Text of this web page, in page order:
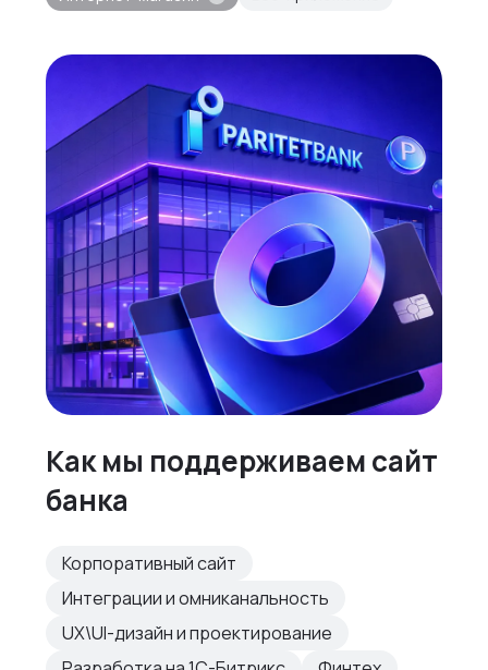
Как мы поддерживаем сайт
банка
Корпоративный сайт
Интеграции и омниканальность
UX\UI-дизайн и проектирование